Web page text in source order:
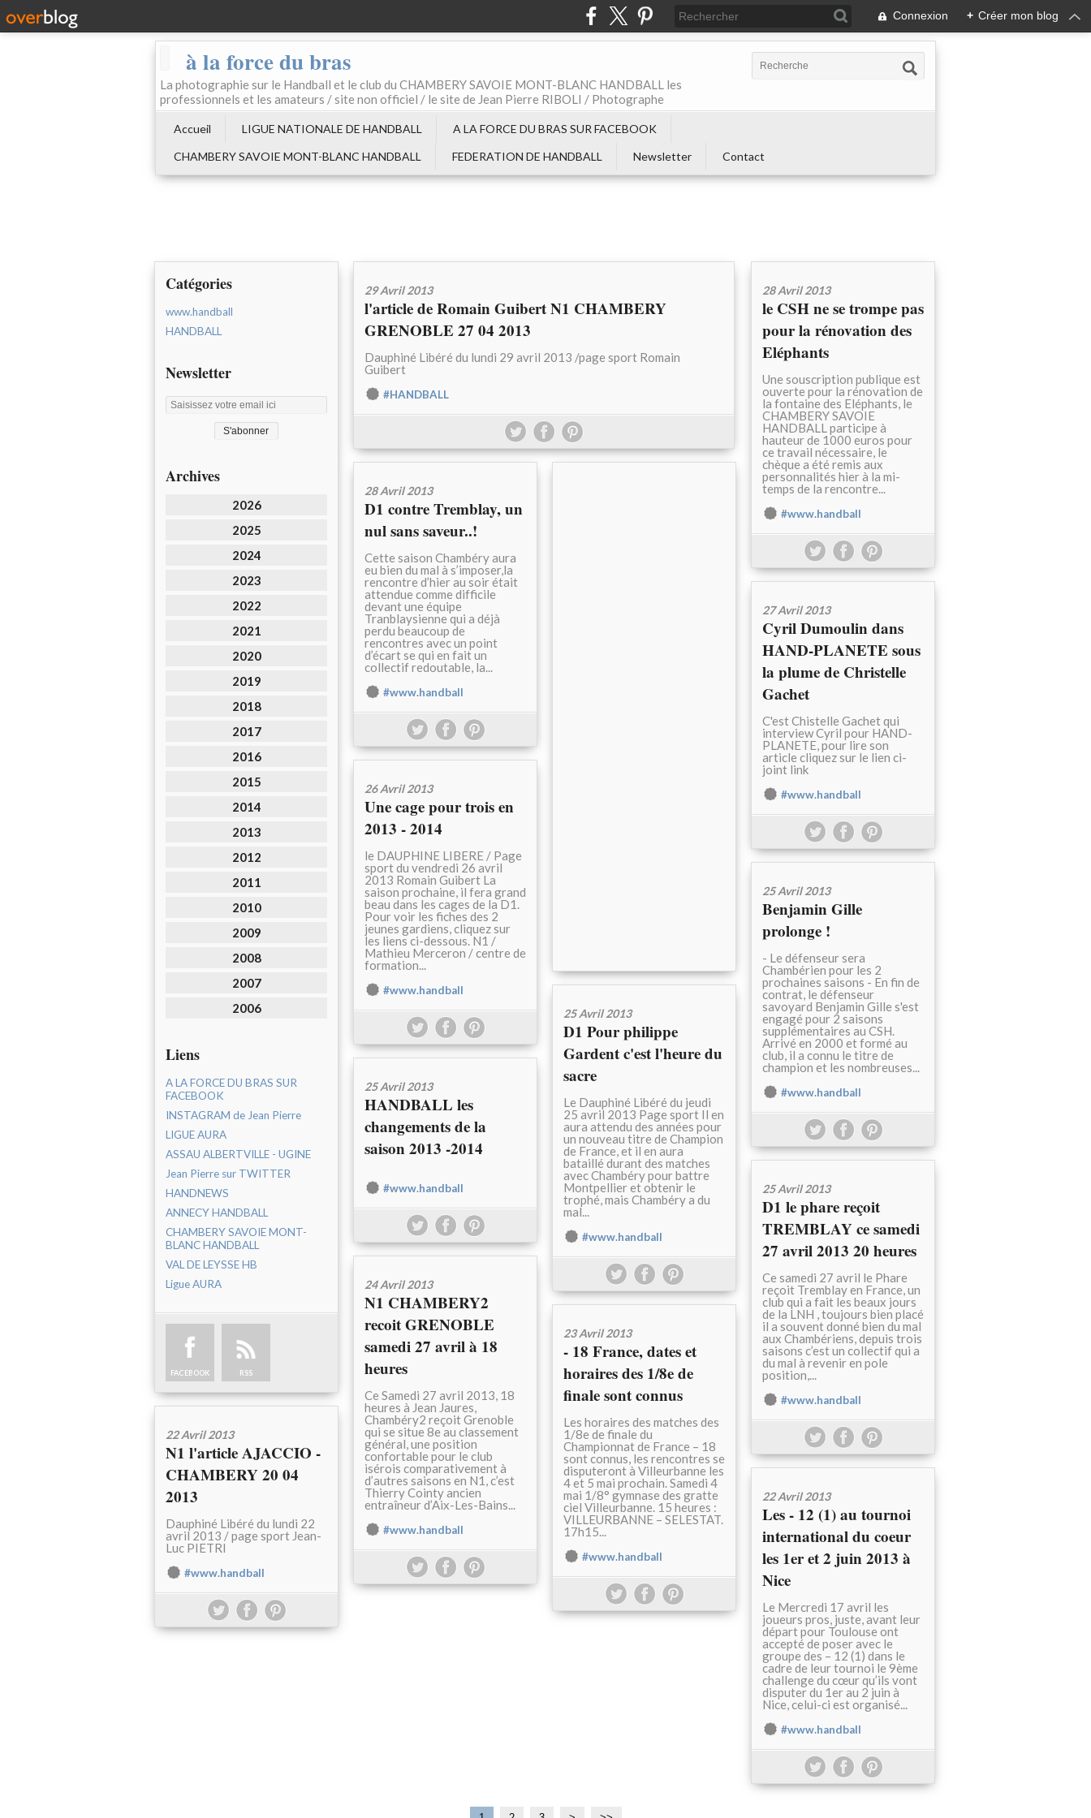
Connexion + Créer mon blog
à la force du bras
La photographie sur le Handball et le club du CHAMBERY SAVOIE MONT-BLANC HANDBALL les
professionnels et les amateurs / site non officiel / le site de Jean Pierre RIBOLI / Photographe
Accueil LIGUE NATIONALE DE HANDBALL
A LA FORCE DU BRAS SUR FACEBOOK
CHAMBERY SAVOIE MONT-BLANC HANDBALL
FEDERATION DE HANDBALL Newsletter Contact
Catégories
www.handball
HANDBALL
Newsletter
Archives
2026
2025
2024
2023
2022
2021
2020
2019
2018
2017
2016
2015
2014
2013
2012
2011
2010
2009
2008
2007
2006
Liens
A LA FORCE DU BRAS SUR
FACEBOOK
INSTAGRAM de Jean Pierre
LIGUE AURA
ASSAU ALBERTVILLE - UGINE
Jean Pierre sur TWITTER
HANDNEWS
ANNECY HANDBALL
CHAMBERY SAVOIE MONT-
BLANC HANDBALL
VAL DE LEYSSE HB
Ligue AURA
FACEBOOK RSS
29 Avril 2013
l'article de Romain Guibert N1 CHAMBERY
GRENOBLE 27 04 2013
Dauphiné Libéré du lundi 29 avril 2013 /page sport Romain
Guibert
#HANDBALL
28 Avril 2013
le CSH ne se trompe pas
pour la rénovation des
Eléphants
Une souscription publique est
ouverte pour la rénovation de
la fontaine des Eléphants, le
CHAMBERY SAVOIE
HANDBALL participe à
hauteur de 1000 euros pour
ce travail nécessaire, le
chèque a été remis aux
personnalités hier à la mi-
temps de la rencontre...
#www.handball
28 Avril 2013
D1 contre Tremblay, un
nul sans saveur..!
Cette saison Chambéry aura
eu bien du mal à s’imposer,la
rencontre d’hier au soir était
attendue comme difficile
devant une équipe
Tranblaysienne qui a déjà
perdu beaucoup de
rencontres avec un point
d’écart se qui en fait un
collectif redoutable, la...
#www.handball
27 Avril 2013
Cyril Dumoulin dans
HAND-PLANETE sous
la plume de Christelle
Gachet
C'est Chistelle Gachet qui
interview Cyril pour HAND-
PLANETE, pour lire son
article cliquez sur le lien ci-
joint link
#www.handball
26 Avril 2013
Une cage pour trois en
2013 - 2014
le DAUPHINE LIBERE / Page
sport du vendredi 26 avril
2013 Romain Guibert La
saison prochaine, il fera grand
beau dans les cages de la D1.
Pour voir les fiches des 2
jeunes gardiens, cliquez sur
les liens ci-dessous. N1 /
Mathieu Merceron / centre de
formation...
#www.handball
25 Avril 2013
Benjamin Gille
prolonge !
- Le défenseur sera
Chambérien pour les 2
prochaines saisons - En fin de
contrat, le défenseur
savoyard Benjamin Gille s'est
engagé pour 2 saisons
supplémentaires au CSH.
Arrivé en 2000 et formé au
club, il a connu le titre de
champion et les nombreuses...
#www.handball
25 Avril 2013
D1 Pour philippe
Gardent c'est l'heure du
sacre
Le Dauphiné Libéré du jeudi
25 avril 2013 Page sport Il en
aura attendu des années pour
un nouveau titre de Champion
de France, et il en aura
bataillé durant des matches
avec Chambéry pour battre
Montpellier et obtenir le
trophé, mais Chambéry a du
mal...
#www.handball
25 Avril 2013
HANDBALL les
changements de la
saison 2013 -2014
#www.handball 25 Avril 2013
D1 le phare reçoit
TREMBLAY ce samedi
27 avril 2013 20 heures
Ce samedi 27 avril le Phare
reçoit Tremblay en France, un
club qui a fait les beaux jours
de la LNH , toujours bien placé
il a souvent donné bien du mal
aux Chambériens, depuis trois
saisons c’est un collectif qui a
du mal à revenir en pole
position,...
#www.handball
24 Avril 2013
N1 CHAMBERY2
recoit GRENOBLE
samedi 27 avril à 18
heures
Ce Samedi 27 avril 2013, 18
heures à Jean Jaures,
Chambéry2 reçoit Grenoble
qui se situe 8e au classement
général, une position
confortable pour le club
isérois comparativement à
d’autres saisons en N1, c’est
Thierry Cointy ancien
entraîneur d’Aix-Les-Bains...
#www.handball
23 Avril 2013
- 18 France, dates et
horaires des 1/8e de
finale sont connus
Les horaires des matches des
1/8e de finale du
Championnat de France – 18
sont connus, les rencontres se
disputeront à Villeurbanne les
4 et 5 mai prochain. Samedi 4
mai 1/8° gymnase des gratte
ciel Villeurbanne. 15 heures :
VILLEURBANNE – SELESTAT.
17h15...
#www.handball
22 Avril 2013
N1 l'article AJACCIO -
CHAMBERY 20 04
2013
Dauphiné Libéré du lundi 22
avril 2013 / page sport Jean-
Luc PIETRI
#www.handball
22 Avril 2013
Les - 12 (1) au tournoi
international du coeur
les 1er et 2 juin 2013 à
Nice
Le Mercredi 17 avril les
joueurs pros, juste, avant leur
départ pour Toulouse ont
accepté de poser avec le
groupe des – 12 (1) dans le
cadre de leur tournoi le 9ème
challenge du cœur qu’ils vont
disputer du 1er au 2 juin à
Nice, celui-ci est organisé...
#www.handball